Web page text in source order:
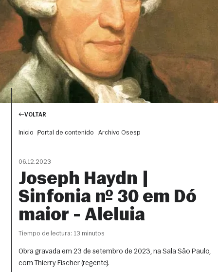
VOLTAR
Inicio Portal de contenido Archivo Osesp
06.12.2023
Joseph Haydn |
Sinfonia nº 30 em Dó
maior - Aleluia
Tiempo de lectura: 13 minutos
Obra gravada em 23 de setembro de 2023, na Sala São Paulo,
com Thierry Fischer (regente).